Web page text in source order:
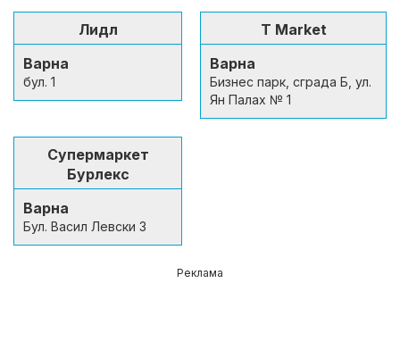
Лидл
Варна
бул. 1
T Market
Варна
Бизнес парк, сграда Б, ул.
Ян Палах № 1
Супермаркет
Бурлекс
Варна
Бул. Васил Левски 3
Реклама